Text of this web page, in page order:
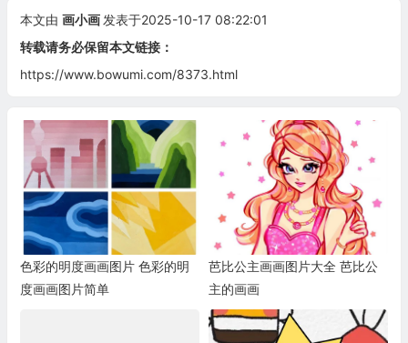
本文由 画小画 发表于2025-10-17 08:22:01
转载请务必保留本文链接：
https://www.bowumi.com/8373.html
色彩的明度画画图片 色彩的明
度画画图片简单
芭比公主画画图片大全 芭比公
主的画画